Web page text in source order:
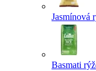
Jasmínová
Basmati